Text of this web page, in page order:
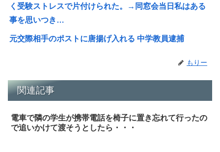
く受験ストレスで片付けられた。→同窓会当日私はある
事を思いつき…
元交際相手のポストに唐揚げ入れる 中学教員逮捕
もりー
関連記事
電車で隣の学生が携帯電話を椅子に置き忘れて行ったの
で追いかけて渡そうとしたら・・・